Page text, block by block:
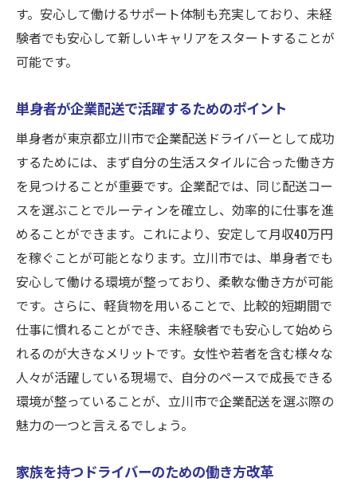
す。安心して働けるサポート体制も充実しており、未経
験者でも安心して新しいキャリアをスタートすることが
可能です。
単身者が企業配送で活躍するためのポイント
単身者が東京都立川市で企業配送ドライバーとして成功
するためには、まず自分の生活スタイルに合った働き方
を見つけることが重要です。企業配では、同じ配送コー
スを選ぶことでルーティンを確立し、効率的に仕事を進
めることができます。これにより、安定して月収40万円
を稼ぐことが可能となります。立川市では、単身者でも
安心して働ける環境が整っており、柔軟な働き方が可能
です。さらに、軽貨物を用いることで、比較的短期間で
仕事に慣れることができ、未経験者でも安心して始めら
れるのが大きなメリットです。女性や若者を含む様々な
人々が活躍している現場で、自分のペースで成長できる
環境が整っていることが、立川市で企業配送を選ぶ際の
魅力の一つと言えるでしょう。
家族を持つドライバーのための働き方改革